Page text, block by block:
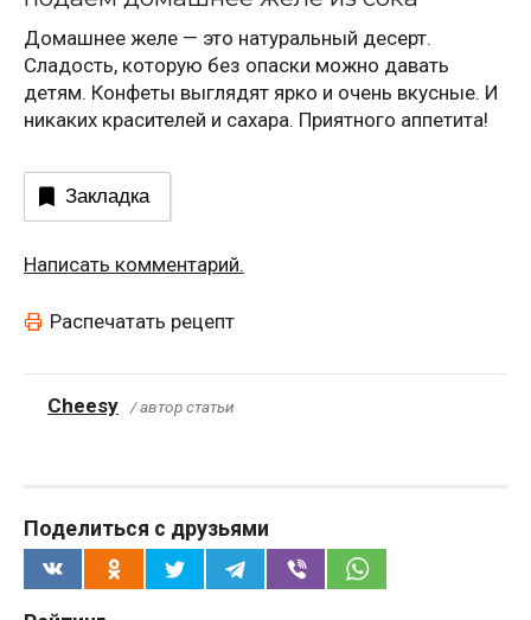
Домашнее желе — это натуральный десерт.
Сладость, которую без опаски можно давать
детям. Конфеты выглядят ярко и очень вкусные. И
никаких красителей и сахара. Приятного аппетита!
Закладка
Написать комментарий.
Распечатать рецепт
Cheesy / автор статьи
Поделиться с друзьями